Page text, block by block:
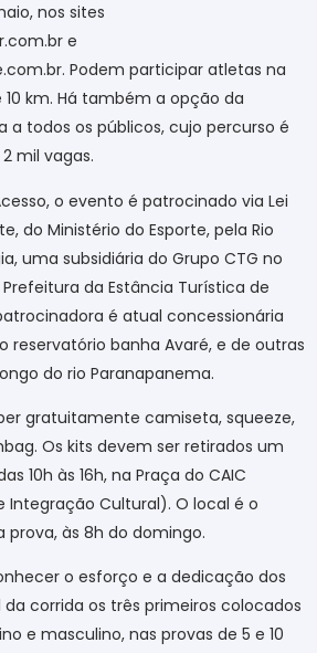
nos sites
e
Podem participar atletas na
km. Há também a opção da
a todos os públicos, cujo percurso é
mil vagas.
o evento é patrocinado via Lei
do Ministério do Esporte, pela Rio
uma subsidiária do Grupo CTG no
da Estância Turística de
é atual concessionária
reservatório banha Avaré, e de outras
do rio Paranapanema.
gratuitamente camiseta, squeeze,
Os kits devem ser retirados um
10h às 16h, na Praça do CAIC
Integração Cultural). O local é o
às 8h do domingo.
o esforço e a dedicação dos
corrida os três primeiros colocados
e masculino, nas provas de 5 e 10